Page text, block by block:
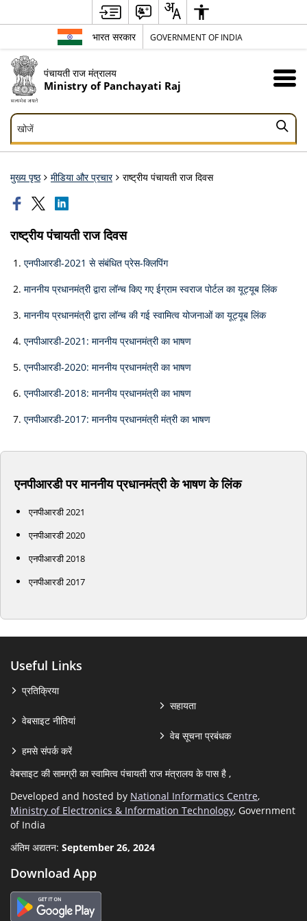
भारत सरकार GOVERNMENT OF INDIA
पंचायती राज मंत्रालय
Ministry of Panchayati Raj
खोजें
खोजें
मुख्य पृष्ठ मीडिया और प्रचार राष्ट्रीय पंचायती राज दिवस
राष्ट्रीय पंचायती राज दिवस
एनपीआरडी-2021 से संबंधित प्रेस-क्लिपिंग
माननीय प्रधानमंत्री द्वारा लॉन्च किए गए ईग्राम स्वराज पोर्टल का यूट्यूब लिंक
माननीय प्रधानमंत्री द्वारा लॉन्च की गई स्वामित्व योजनाओं का यूट्यूब लिंक
एनपीआरडी-2021: माननीय प्रधानमंत्री का भाषण
एनपीआरडी-2020: माननीय प्रधानमंत्री का भाषण
एनपीआरडी-2018: माननीय प्रधानमंत्री का भाषण
एनपीआरडी-2017: माननीय प्रधानमंत्री मंत्री का भाषण
एनपीआरडी पर माननीय प्रधानमंत्री के भाषण के लिंक
एनपीआरडी 2021
एनपीआरडी 2020
एनपीआरडी 2018
एनपीआरडी 2017
Useful Links
प्रतिक्रिया
वेबसाइट नीतियां
हमसे संपर्क करें
सहायता
वेब सूचना प्रबंधक
वेबसाइट की सामग्री का स्वामित्व पंचायती राज मंत्रालय के पास है ,
Developed and hosted by National Informatics Centre,
Ministry of Electronics & Information Technology, Government
of India
अंतिम अद्यतन: September 26, 2024
Download App